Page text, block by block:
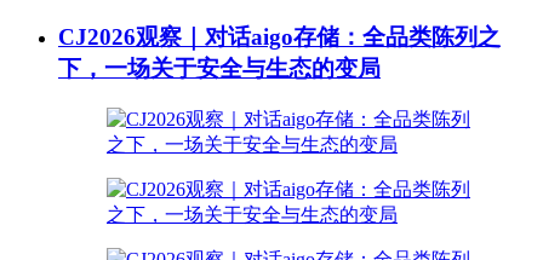
CJ2026观察｜对话aigo存储：全品类陈列之
下，一场关于安全与生态的变局